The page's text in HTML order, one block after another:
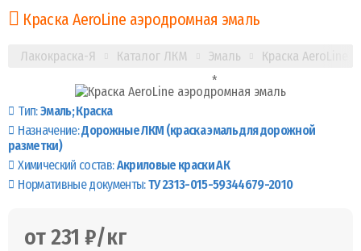
Краска AeroLine аэродромная эмаль
Лакокраска-Я Каталог ЛКМ Эмаль Краска AeroLine
Тип:Эмаль Краска
Назначение:Дорожные ЛКМ (краска эмаль для дорожной
разметки)
Химический состав:Акриловые краски АК
Нормативные документы:ТУ 2313-015-59344679-2010
от 231 ₽/кг